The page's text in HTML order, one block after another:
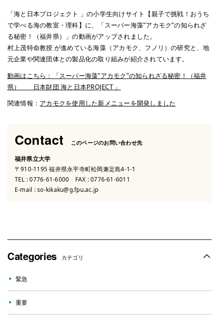
「海と日本プロジェクト 」の小学生向けサイト【親子で挑戦！おうち
で学べる海の教室・理科】に、「スーパー海藻“アカモク”の知られざ
る秘密！（福井県）」の動画がアップされました。
村上茂特命教授 が進めている海藻（アカモク、フノリ）の研究と、地
元企業や関連団体との製品化の取り組みが紹介されています。
動画はこちら：「スーパー海藻“アカモク”の知られざる秘密！（福井
県） 日本財団 海と日本PROJECT 」
関連情報： アカモクを使用した新メニューを開発しました
Contact このページのお問い合わせ先
福井県立大学
〒910-1195 福井県永平寺町松岡兼定島4-1-1
TEL :0776-61-6000 FAX : 0776-61-6011
E-mail :so-kikaku@g.fpu.ac.jp
Categories カテゴリ
緊急
重要